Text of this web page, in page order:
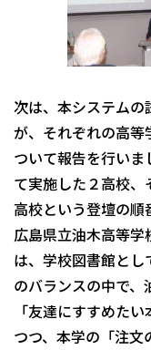
次は、本システム
が、それぞれの高
ついて報告を行い
て実施した２高校、
高校という登壇の順
広島県立油木高等
は、学校図書館と
のバランスの中で
「友達にすすめた
つつ、本学の「注文